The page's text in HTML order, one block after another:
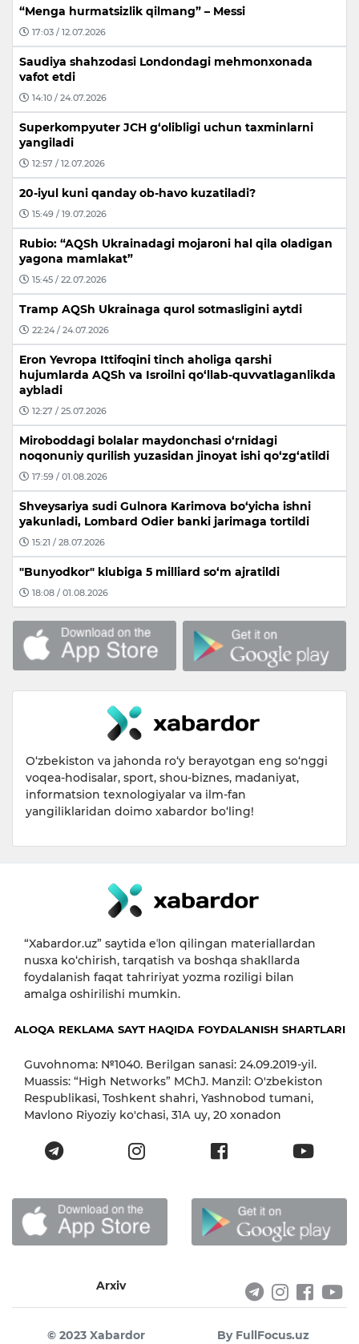
“Menga hurmatsizlik qilmang” – Messi
17:03 / 12.07.2026
Saudiya shahzodasi Londondagi mehmonxonada
vafot etdi
14:10 / 24.07.2026
Superkompyuter JCH g‘olibligi uchun taxminlarni
yangiladi
12:57 / 12.07.2026
20-iyul kuni qanday ob-havo kuzatiladi?
15:49 / 19.07.2026
Rubio: “AQSh Ukrainadagi mojaroni hal qila oladigan
yagona mamlakat”
15:45 / 22.07.2026
Tramp AQSh Ukrainaga qurol sotmasligini aytdi
22:24 / 24.07.2026
Eron Yevropa Ittifoqini tinch aholiga qarshi
hujumlarda AQSh va Isroilni qo‘llab-quvvatlaganlikda
aybladi
12:27 / 25.07.2026
Miroboddagi bolalar maydonchasi o‘rnidagi
noqonuniy qurilish yuzasidan jinoyat ishi qo‘zg‘atildi
17:59 / 01.08.2026
Shveysariya sudi Gulnora Karimova bo‘yicha ishni
yakunladi, Lombard Odier banki jarimaga tortildi
15:21 / 28.07.2026
"Bunyodkor" klubiga 5 milliard so‘m ajratildi
18:08 / 01.08.2026
O‘zbekiston va jahonda ro‘y berayotgan eng so‘nggi
voqea-hodisalar, sport, shou-biznes, madaniyat,
informatsion texnologiyalar va ilm-fan
yangiliklaridan doimo xabardor bo‘ling!
“Xabardor.uz” saytida eʼlon qilingan materiallardan
nusxa ko‘chirish, tarqatish va boshqa shakllarda
foydalanish faqat tahririyat yozma roziligi bilan
amalga oshirilishi mumkin.
ALOQA REKLAMA SAYT HAQIDA FOYDALANISH SHARTLARI
Guvohnoma: №1040. Berilgan sanasi: 24.09.2019-yil.
Muassis: “High Networks” MChJ. Manzil: O'zbekiston
Respublikasi, Toshkent shahri, Yashnobod tumani,
Mavlono Riyoziy ko'chasi, 31А uy, 20 xonadon
Arxiv
© 2023 Xabardor By FullFocus.uz